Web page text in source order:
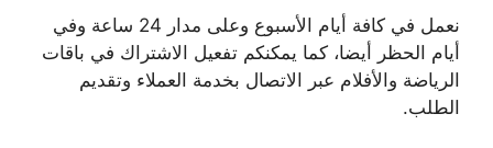
نعمل في كافة أيام الأسبوع وعلى مدار 24 ساعة وفي
أيام الحظر أيضا، كما يمكنكم تفعيل الاشتراك في باقات
الرياضة والأفلام عبر الاتصال بخدمة العملاء وتقديم
الطلب.